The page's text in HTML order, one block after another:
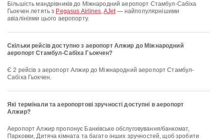
Більшість мандрівників до Міжнародний аеропорт Стамбул-Сабіха
Гьокчен летять з Pegasus Airlines,AJet— найпопулярнішими
авіалініями цього аеропорту.
Скільки рейсів доступно з аеропорт Алжир до Міжнародний
аеропорт Стамбул-Сабіха Гьокчен?
Є 2 рейсів з аеропорт Алжир до Міжнародний аеропорт Стамбул-
Сабіха Гьокчен.
Які термінали та аеропортові зручності доступні в аеропорт
Алжир?
аеропорт Алжир пропонує Банківське обслуговування/банкомат,
Парковки, Дитяча кімната та багато інших зручностей, щоб зробити